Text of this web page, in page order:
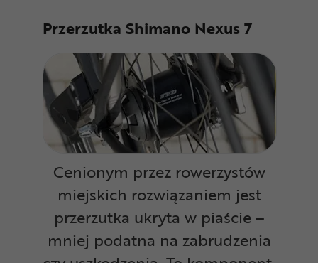
Przerzutka Shimano Nexus 7
Cenionym przez rowerzystów
miejskich rozwiązaniem jest
przerzutka ukryta w piaście –
mniej podatna na zabrudzenia